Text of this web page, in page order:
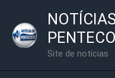
para
Site de notícias